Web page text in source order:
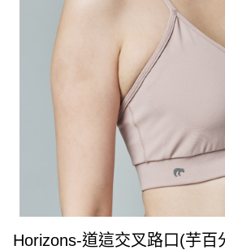
Horizons-道這交叉路口(芋百